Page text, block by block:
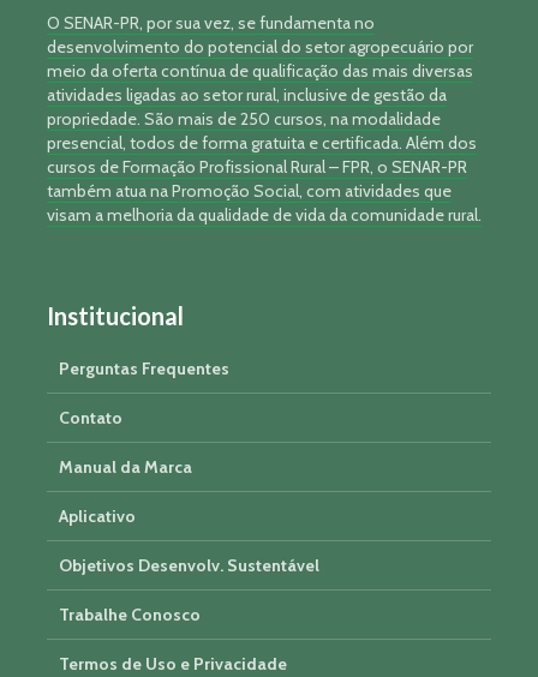
O SENAR-PR, por sua vez, se fundamenta no
desenvolvimento do potencial do setor agropecuário por
meio da oferta contínua de qualificação das mais diversas
atividades ligadas ao setor rural, inclusive de gestão da
propriedade. São mais de 250 cursos, na modalidade
presencial, todos de forma gratuita e certificada. Além dos
cursos de Formação Profissional Rural – FPR, o SENAR-PR
também atua na Promoção Social, com atividades que
visam a melhoria da qualidade de vida da comunidade rural.
Institucional
Perguntas Frequentes
Contato
Manual da Marca
Aplicativo
Objetivos Desenvolv. Sustentável
Trabalhe Conosco
Termos de Uso e Privacidade